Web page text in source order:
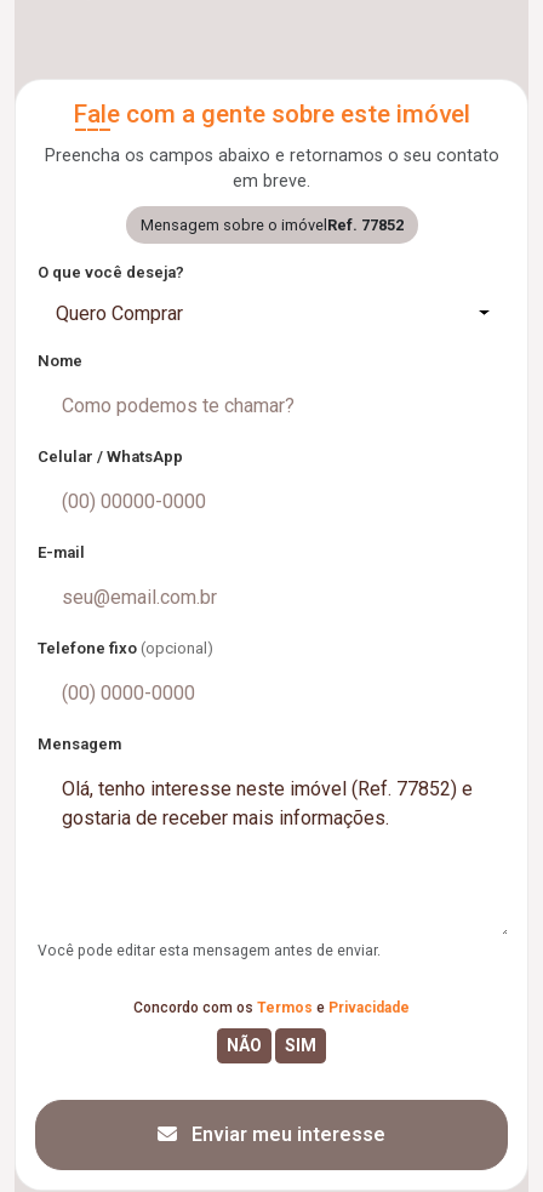
Fale com a gente sobre este imóvel
Preencha os campos abaixo e retornamos o seu contato
em breve.
Mensagem sobre o imóvelRef. 77852
O que você deseja?
Quero Comprar
Nome
Celular / WhatsApp
E-mail
Telefone fixo (opcional)
Mensagem
Você pode editar esta mensagem antes de enviar.
Concordo com os Termos e Privacidade
Enviar meu interesse